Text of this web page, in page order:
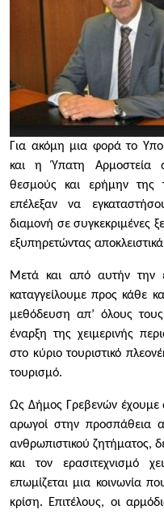
Για ακόμη μια φορά το
και η Ύπατη Αρμοστεία
θεσμούς και ερήμην της
επέλεξαν να
διαμονή σε συγκεκριμένες
εξυπηρετώντας
Μετά και από αυτήν την
καταγγείλουμε προς κάθε
μεθόδευση απ’ όλους
έναρξη της χειμερινής
στο κύριο τουριστικό
τουρισμό.
Ως Δήμος Γρεβενών έχουμε
αρωγοί στην προσπάθεια
ανθρωπιστικού ζητήματος,
και τον ερασιτεχνισμό
επωμίζεται μια κοινωνία
κρίση. Επιτέλους, οι